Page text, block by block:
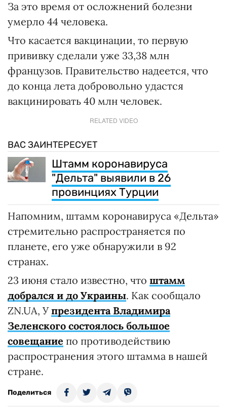
За это время от осложнений болезни
умерло 44 человека.
Что касается вакцинации, то первую
прививку сделали уже 33,38 млн
французов. Правительство надеется, что
до конца лета добровольно удастся
вакцинировать 40 млн человек.
RELATED VIDEO
ВАС ЗАИНТЕРЕСУЕТ
Штамм коронавируса
"Дельта" выявили в 26
провинциях Турции
Напомним, штамм коронавируса «Дельта»
стремительно распространяется по
планете, его уже обнаружили в 92
странах.
23 июня стало известно, что штамм
добрался и до Украины. Как сообщало
ZN.UA, Упрезидента Владимира
Зеленского состоялось большое
совещание по противодействию
распространения этого штамма в нашей
стране.
Поделиться